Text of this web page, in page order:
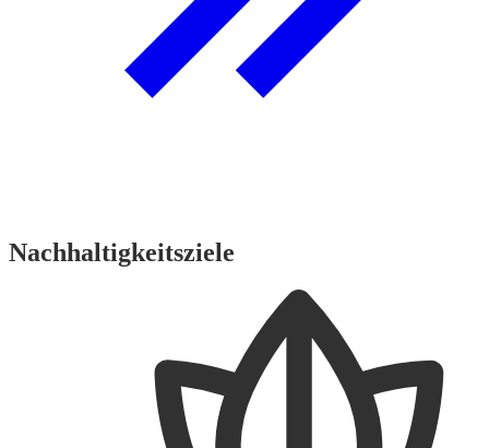
Nachhaltigkeitsziele